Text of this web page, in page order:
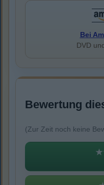
Bei
DVD
Bewertung
(Zur Zeit noch keine